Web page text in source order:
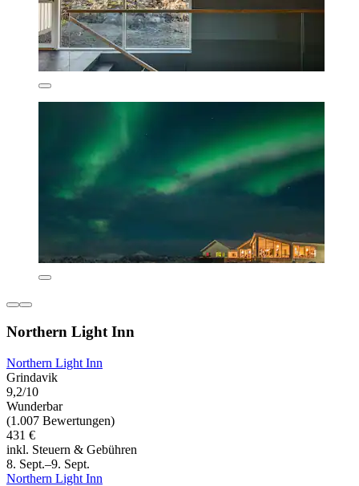
Northern Light Inn
Northern Light Inn
Grindavik
9,2/10
Wunderbar
(1.007 Bewertungen)
431 €
inkl. Steuern & Gebühren
8. Sept.–9. Sept.
Northern Light Inn